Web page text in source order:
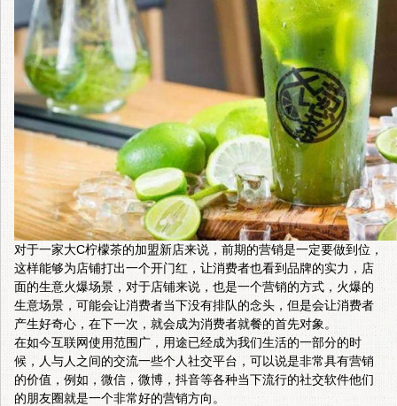
对于一家大C柠檬茶的加盟新店来说，前期的营销是一定要做到位，
这样能够为店铺打出一个开门红，让消费者也看到品牌的实力，店
面的生意火爆场景，对于店铺来说，也是一个营销的方式，火爆的
生意场景，可能会让消费者当下没有排队的念头，但是会让消费者
产生好奇心，在下一次，就会成为消费者就餐的首先对象。
在如今互联网使用范围广，用途已经成为我们生活的一部分的时
候，人与人之间的交流一些个人社交平台，可以说是非常具有营销
的价值，例如，微信，微博，抖音等各种当下流行的社交软件他们
的朋友圈就是一个非常好的营销方向。